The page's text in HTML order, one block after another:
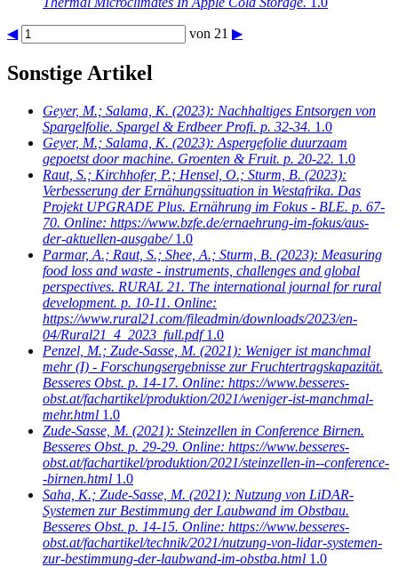
◀ von 21 ▶
Sonstige Artikel
Geyer, M.; Salama, K. (2023): Nachhaltiges Entsorgen von
Spargelfolie. Spargel & Erdbeer Profi. p. 32-34. 1.0
Geyer, M.; Salama, K. (2023): Aspergefolie duurzaam
gepoetst door machine. Groenten & Fruit. p. 20-22. 1.0
Raut, S.; Kirchhofer, P.; Hensel, O.; Sturm, B. (2023):
Verbesserung der Ernähungssituation in Westafrika. Das
Projekt UPGRADE Plus. Ernährung im Fokus - BLE. p. 67-
70. Online: https://www.bzfe.de/ernaehrung-im-fokus/aus-
der-aktuellen-ausgabe/ 1.0
Parmar, A.; Raut, S.; Shee, A.; Sturm, B. (2023): Measuring
food loss and waste - instruments, challenges and global
perspectives. RURAL 21. The international journal for rural
development. p. 10-11. Online:
https://www.rural21.com/fileadmin/downloads/2023/en-
04/Rural21_4_2023_full.pdf 1.0
Penzel, M.; Zude-Sasse, M. (2021): Weniger ist manchmal
mehr (I) - Forschungsergebnisse zur Fruchtertragskapazität.
Besseres Obst. p. 14-17. Online: https://www.besseres-
obst.at/fachartikel/produktion/2021/weniger-ist-manchmal-
mehr.html 1.0
Zude-Sasse, M. (2021): Steinzellen in Conference Birnen.
Besseres Obst. p. 29-29. Online: https://www.besseres-
obst.at/fachartikel/produktion/2021/steinzellen-in--conference-
-birnen.html 1.0
Saha, K.; Zude-Sasse, M. (2021): Nutzung von LiDAR-
Systemen zur Bestimmung der Laubwand im Obstbau.
Besseres Obst. p. 14-15. Online: https://www.besseres-
obst.at/fachartikel/technik/2021/nutzung-von-lidar-systemen-
zur-bestimmung-der-laubwand-im-obstba.html 1.0